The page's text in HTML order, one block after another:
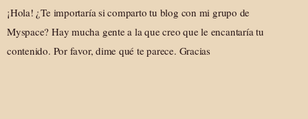
¡Hola! ¿Te importaría si comparto tu blog con mi grupo de
Myspace? Hay mucha gente a la que creo que le encantaría tu
contenido. Por favor, dime qué te parece. Gracias